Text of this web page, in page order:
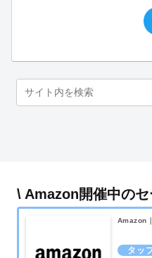
\ Amazon開催中の
Amazon